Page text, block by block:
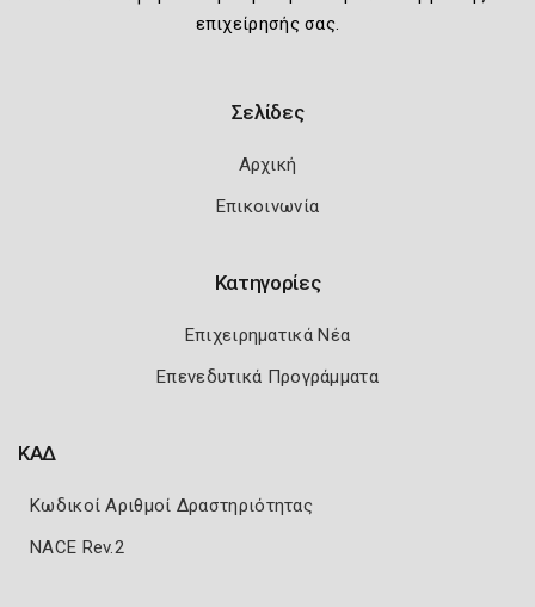
επιχείρησής σας.
Σελίδες
Αρχική
Επικοινωνία
Κατηγορίες
Επιχειρηματικά Νέα
Επενεδυτικά Προγράμματα
ΚΑΔ
Κωδικοί Αριθμοί Δραστηριότητας
NACE Rev.2